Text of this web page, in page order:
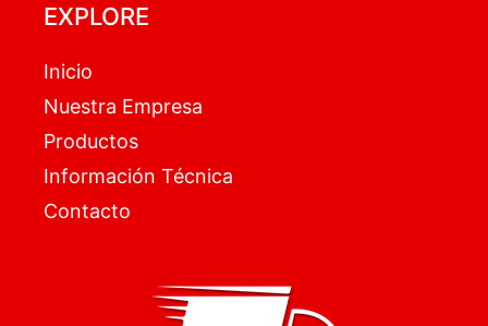
EXPLORE
Inicio
Nuestra Empresa
Productos
Información Técnica
Contacto